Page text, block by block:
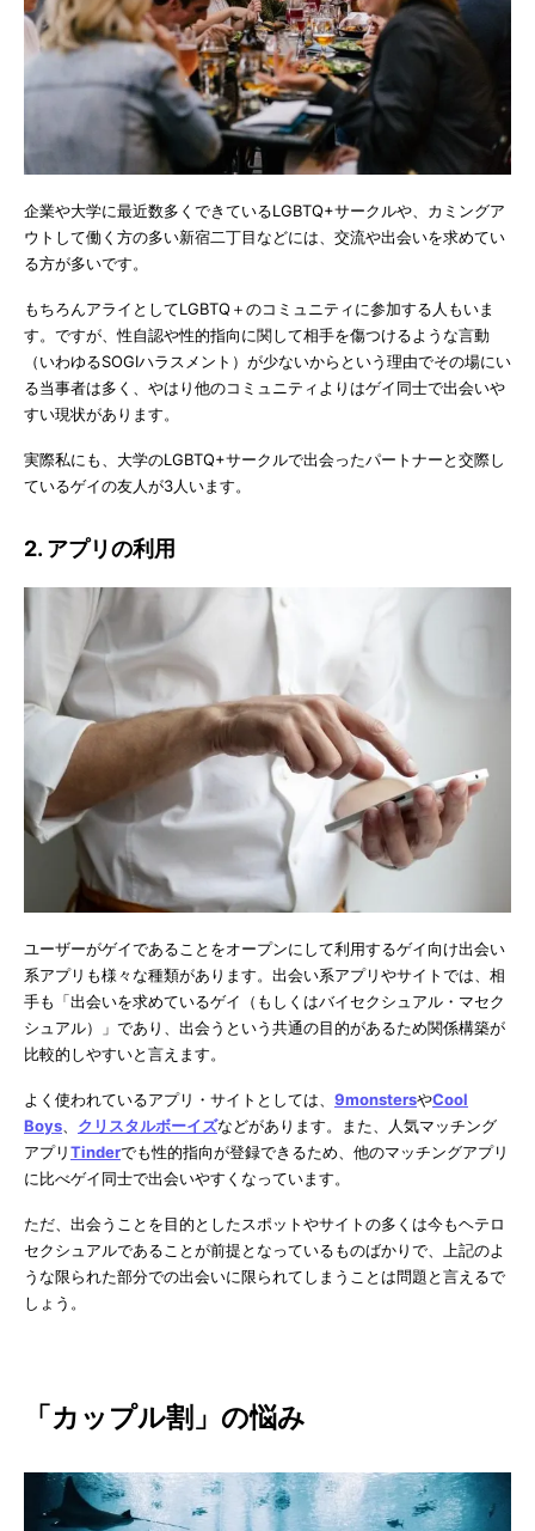
企業や大学に最近数多くできているLGBTQ+サークルや、カミングア
ウトして働く方の多い新宿二丁目などには、交流や出会いを求めてい
る方が多いです。
もちろんアライとしてLGBTQ＋のコミュニティに参加する人もいま
す。ですが、性自認や性的指向に関して相手を傷つけるような言動
（いわゆるSOGIハラスメント）が少ないからという理由でその場にい
る当事者は多く、やはり他のコミュニティよりはゲイ同士で出会いや
すい現状があります。
実際私にも、大学のLGBTQ+サークルで出会ったパートナーと交際し
ているゲイの友人が3人います。
2. アプリの利用
ユーザーがゲイであることをオープンにして利用するゲイ向け出会い
系アプリも様々な種類があります。出会い系アプリやサイトでは、相
手も「出会いを求めているゲイ（もしくはバイセクシュアル・マセク
シュアル）」であり、出会うという共通の目的があるため関係構築が
比較的しやすいと言えます。
よく使われているアプリ・サイトとしては、 9monstersやCool
Boys
クリスタルボーイズなどがあります。また、人気マッチング
アプリTinderでも性的指向が登録できるため、他のマッチングアプリ
に比べゲイ同士で出会いやすくなっています。
ただ、出会うことを目的としたスポットやサイトの多くは今もヘテロ
セクシュアルであることが前提となっているものばかりで、上記のよ
うな限られた部分での出会いに限られてしまうことは問題と言えるで
しょう。
「カップル割」の悩み